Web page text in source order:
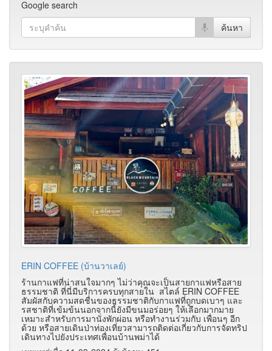
Google search
ERIN COFFEE (บ้านวาเลย์)
ร้านกาแฟที่น่าสนใจมากๆ ไม่ว่าคุณจะเป็นสายกาแฟหรือสาย
ธรรมชาติ ที่นี่มีบริการครบทุกสายใน สไตล์ ERIN COFFEE
สัมผัสกับความสดชื่นของธรรมชาติกับกาแฟที่ถูกบดเบาๆ และ
รสชาติที่เข้มข้นนอกจากนี้ยังมีขนมอร่อยๆ ให้เลือกมากมาย
เหมาะสำหรับการมานั่งพักผ่อน หรือทำงานร่วมกับ เพื่อนๆ อีก
ด้วย หรือสายเดินป่าท่องเที่ยวสามารถติดต่อเกี่ยวกับการจัดทริป
เดินทางไปยังประเทศเพื่อนบ้านพม่าได้